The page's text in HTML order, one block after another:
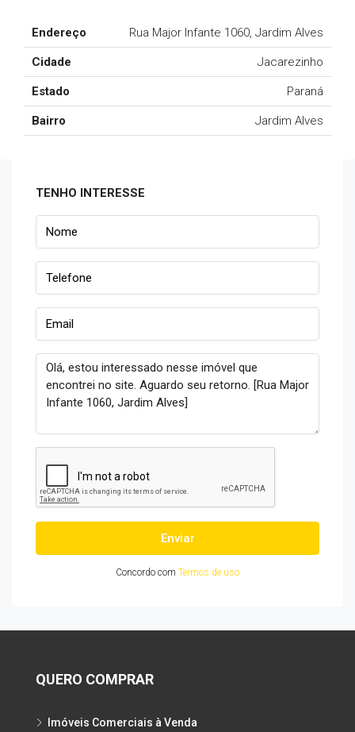
Endereço Rua Major Infante 1060, Jardim Alves
Cidade Jacarezinho
Estado Paraná
Bairro Jardim Alves
TENHO INTERESSE
Enviar
Concordo com Termos de uso
QUERO COMPRAR
Imóveis Comerciais à Venda